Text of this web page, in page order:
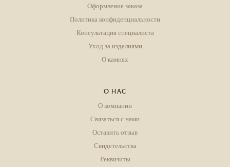
Оформление заказа
Политика конфиденциальности
Консультация специалиста
Уход за изделиями
О камнях
О НАС
О компании
Связаться с нами
Оставить отзыв
Свидетельства
Реквизиты